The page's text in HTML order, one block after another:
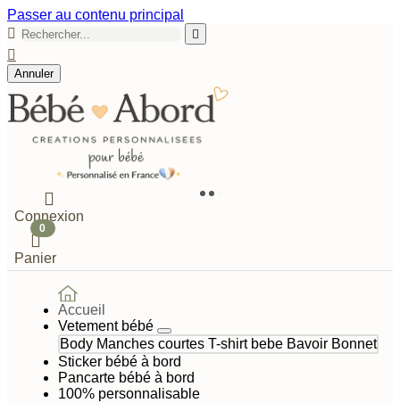
Passer au contenu principal



Annuler

Connexion

0
Panier
Accueil
Vetement bébé
Body Manches courtes T-shirt bebe Bavoir Bonnet
Sticker bébé à bord
Pancarte bébé à bord
100% personnalisable